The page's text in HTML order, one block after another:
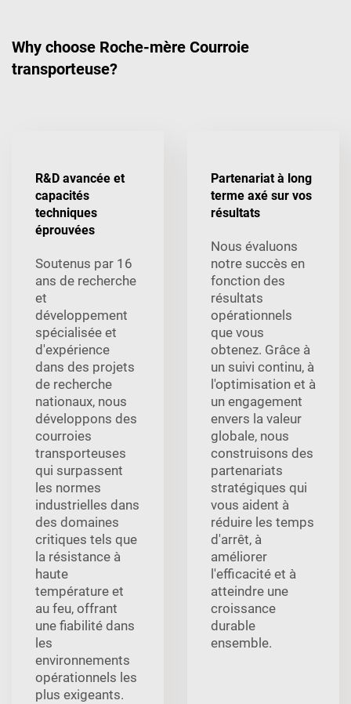
Why choose Roche-mère Courroie
transporteuse?
R&D avancée et
capacités
techniques
éprouvées
Soutenus par 16
ans de recherche
et
développement
spécialisée et
d'expérience
dans des projets
de recherche
nationaux, nous
développons des
courroies
transporteuses
qui surpassent
les normes
industrielles dans
des domaines
critiques tels que
la résistance à
haute
température et
au feu, offrant
une fiabilité dans
les
environnements
opérationnels les
plus exigeants.
Partenariat à long
terme axé sur vos
résultats
Nous évaluons
notre succès en
fonction des
résultats
opérationnels
que vous
obtenez. Grâce à
un suivi continu, à
l'optimisation et à
un engagement
envers la valeur
globale, nous
construisons des
partenariats
stratégiques qui
vous aident à
réduire les temps
d'arrêt, à
améliorer
l'efficacité et à
atteindre une
croissance
durable
ensemble.